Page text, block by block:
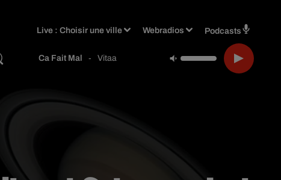
Live :Choisir une ville Webradios Podcasts
Ca Fait Mal - Vitaa